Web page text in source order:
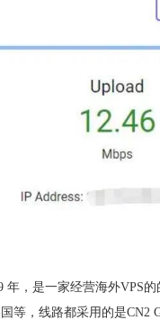
年，是一家经营海外VPS
等，线路都采用的是CN2